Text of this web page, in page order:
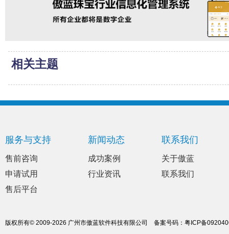
相关主题
服务与支持
售前咨询
申请试用
售后平台
新闻动态
成功案例
行业资讯
联系我们
关于傲蓝
联系我们
版权所有© 2009-2026 广州市傲蓝软件科技有限公司 备案号码： 粤ICP备